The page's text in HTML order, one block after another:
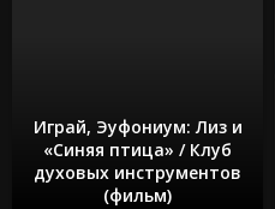
Играй, Эуфониум: Лиз и
«Синяя птица» / Клуб
духовых инструментов
(фильм)